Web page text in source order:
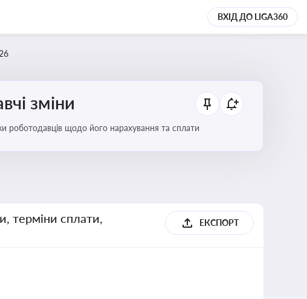
ВХІД ДО LIGA360
зміни
роботодавців щодо його нарахування та сплати
терміни сплати,
ЕКСПОРТ